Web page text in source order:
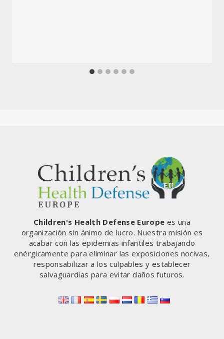
Children's Health Defense Europe es una
organización sin ánimo de lucro. Nuestra misión es
acabar con las epidemias infantiles trabajando
enérgicamente para eliminar las exposiciones nocivas,
responsabilizar a los culpables y establecer
salvaguardias para evitar daños futuros.